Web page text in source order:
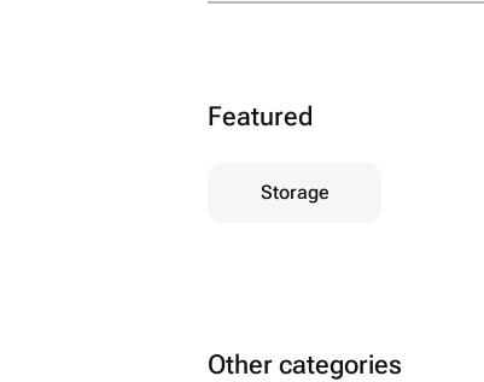
Featured
Storage
Other categories